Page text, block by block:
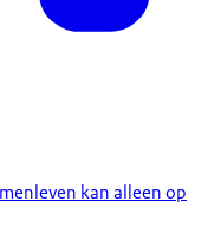
kan alleen op